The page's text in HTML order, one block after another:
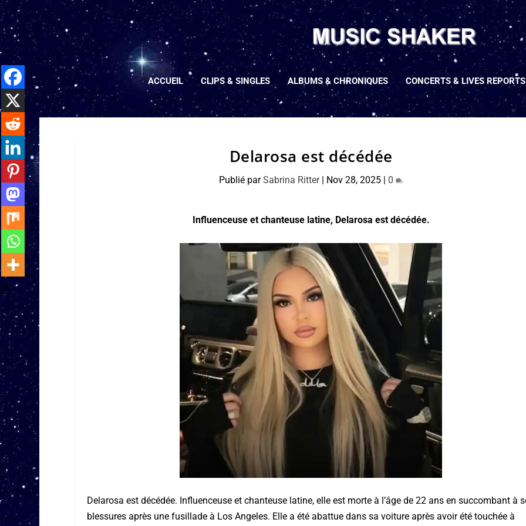
ACCUEIL CLIPS & SINGLES ALBUMS & CHRONIQUES CONCERTS & LIVES REPORTS
Delarosa est décédée
Publié parSabrina Ritter| Nov 28, 2025 | 0
Influenceuse et chanteuse latine, Delarosa est décédée.
Delarosa est décédée. Influenceuse et chanteuse latine, elle est morte à l’âge de 22 ans en succombant à
blessures après une fusillade à Los Angeles. Elle a été abattue dans sa voiture après avoir été touchée à